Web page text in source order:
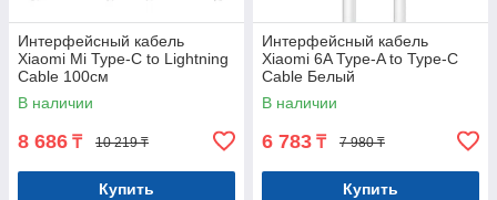
Интерфейсный кабель
Xiaomi Mi Type-C to Lightning
Cable 100см
В наличии
8 686 ₸ 10 219 ₸
Купить
Интерфейсный кабель
Xiaomi 6A Type-A to Type-C
Cable Белый
В наличии
6 783 ₸ 7 980 ₸
Купить